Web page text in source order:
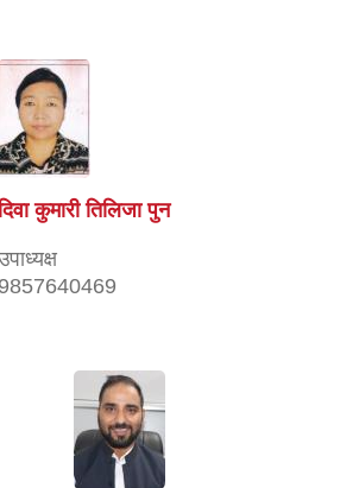
कुमारी तिलिजा पुन
9857640469